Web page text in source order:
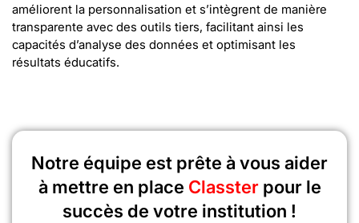
améliorent la personnalisation et s’intègrent de manière
transparente avec des outils tiers, facilitant ainsi les
capacités d’analyse des données et optimisant les
résultats éducatifs.
Notre équipe est prête à vous aider
à mettre en place Classter pour le
succès de votre institution !